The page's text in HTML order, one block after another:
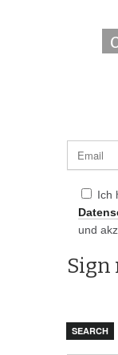
Ich
und
SEARCH